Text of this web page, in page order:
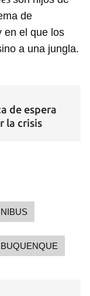
de
en el que los
a una jungla.
de espera
la crisis
BUQUENQUE